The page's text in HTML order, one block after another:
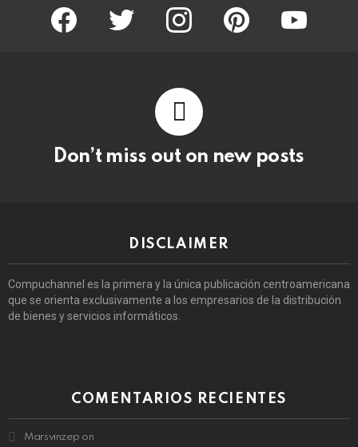
facebook twitter instagram pinterest
Don’t miss out on new posts
DISCLAIMER
Compuchannel es la primera y la única publicación centroamericana
que se orienta exclusivamente a los empresarios de la distribución
de bienes y servicios informáticos.
COMENTARIOS RECIENTES
Marsvinzep on